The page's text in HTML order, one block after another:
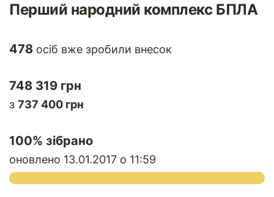
Перший народний комплекс БПЛА
478 осіб вже зробили внесок
748 319 грн
з 737 400 грн
100% зібрано
оновлено 13.01.2017 о 11:59